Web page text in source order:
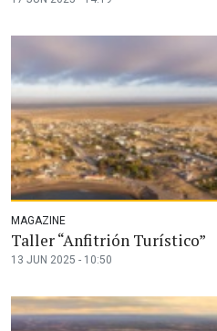
MAGAZINE
Taller “Anfitrión Turístico”
13 JUN 2025 - 10:50